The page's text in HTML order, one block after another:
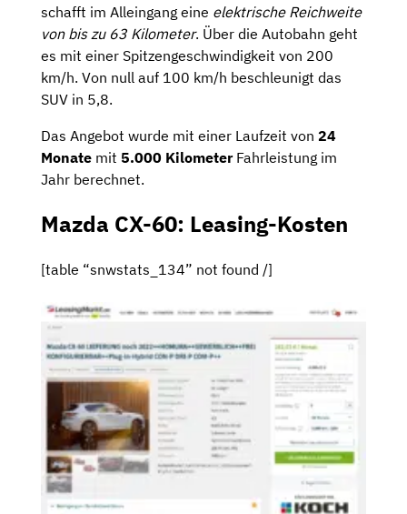
schafft im Alleingang eine elektrische Reichweite
von bis zu 63 Kilometer. Über die Autobahn geht
es mit einer Spitzengeschwindigkeit von 200
km/h. Von null auf 100 km/h beschleunigt das
SUV in 5,8.
Das Angebot wurde mit einer Laufzeit von 24
Monate mit 5.000 KilometerFahrleistung im
Jahr berechnet.
Mazda CX-60: Leasing-Kosten
[table “snwstats_134” not found /]